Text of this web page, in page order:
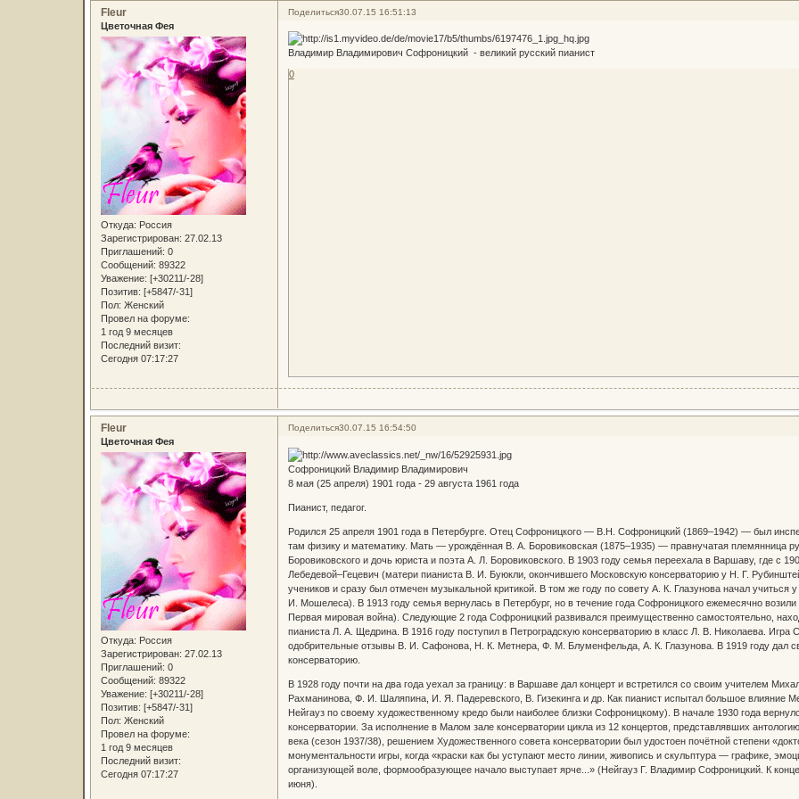
Поделиться30.07.15 16:51:13
Fleur
Цветочная Фея
Откуда: Россия
Зарегистрирован: 27.02.13
Приглашений: 0
Сообщений: 89322
Уважение: [+30211/-28]
Позитив: [+5847/-31]
Пол: Женский
Провел на форуме:
1 год 9 месяцев
Последний визит:
Сегодня 07:17:27
Владимир Владимирович Софроницкий - великий русский пианист
0
Поделиться30.07.15 16:54:50
Fleur
Цветочная Фея
Откуда: Россия
Зарегистрирован: 27.02.13
Приглашений: 0
Сообщений: 89322
Уважение: [+30211/-28]
Позитив: [+5847/-31]
Пол: Женский
Провел на форуме:
1 год 9 месяцев
Последний визит:
Сегодня 07:17:27
Софроницкий Владимир Владимирович
8 мая (25 апреля) 1901 года - 29 августа 1961 года
Пианист, педагог.
Родился 25 апреля 1901 года в Петербурге. Отец Софроницкого — В.Н. Софроницкий (1869–1942) — был
там физику и математику. Мать — урождённая В. А. Боровиковская (1875–1935) — правнучатая племянница
Боровиковского и дочь юриста и поэта А. Л. Боровиковского. В 1903 году семья переехала в Варшаву, где с
Лебедевой–Гецевич (матери пианиста В. И. Буюкли, окончившего Московскую консерваторию у Н. Г.
учеников и сразу был отмечен музыкальной критикой. В том же году по совету А. К. Глазунова начал учиться
И. Мошелеса). В 1913 году семья вернулась в Петербург, но в течение года Софроницкого ежемесячно
Первая мировая война). Следующие 2 года Софроницкий развивался преимущественно самостоятельно,
пианиста Л. А. Щедрина. В 1916 году поступил в Петроградскую консерваторию в класс Л. В. Николаева. Игра
одобрительные отзывы В. И. Сафонова, Н. К. Метнера, Ф. М. Блуменфельда, А. К. Глазунова. В 1919 году дал
консерваторию.
В 1928 году почти на два года уехал за границу: в Варшаве дал концерт и встретился со своим учителем
Рахманинова, Ф. И. Шаляпина, И. Я. Падеревского, В. Гизекинга и др. Как пианист испытал большое влияние
Нейгауз по своему художественному кредо были наиболее близки Софроницкому). В начале 1930 года
консерватории. За исполнение в Малом зале консерватории цикла из 12 концертов, представлявших
века (сезон 1937/38), решением Художественного совета консерватории был удостоен почётной степени
монументальности игры, когда «краски как бы уступают место линии, живопись и скульптура — графике,
организующей воле, формообразующее начало выступает ярче...» (Нейгауз Г. Владимир Софроницкий. К
июня).